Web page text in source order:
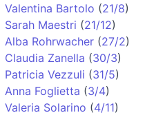
Valentina Bartolo (21/8)
Sarah Maestri (21/12)
Alba Rohrwacher (27/2)
Claudia Zanella (30/3)
Patricia Vezzuli (31/5)
Anna Foglietta (3/4)
Valeria Solarino (4/11)